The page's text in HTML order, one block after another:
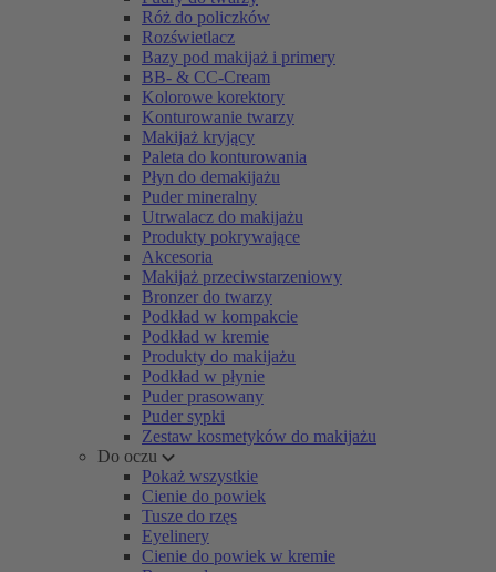
Róż do policzków
Rozświetlacz
Bazy pod makijaż i primery
BB- & CC-Cream
Kolorowe korektory
Konturowanie twarzy
Makijaż kryjący
Paleta do konturowania
Płyn do demakijażu
Puder mineralny
Utrwalacz do makijażu
Produkty pokrywające
Akcesoria
Makijaż przeciwstarzeniowy
Bronzer do twarzy
Podkład w kompakcie
Podkład w kremie
Produkty do makijażu
Podkład w płynie
Puder prasowany
Puder sypki
Zestaw kosmetyków do makijażu
Do oczu
Pokaż wszystkie
Cienie do powiek
Tusze do rzęs
Eyelinery
Cienie do powiek w kremie